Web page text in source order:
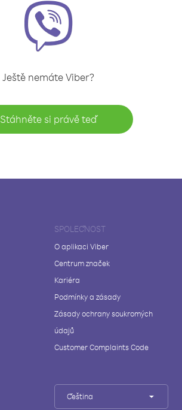
Ještě nemáte Viber?
Stáhněte si právě teď
SPOLEČNOST
O aplikaci Viber
Centrum značek
Kariéra
Podmínky a zásady
Zásady ochrany soukromých
údajů
Customer Complaints Code
Čeština